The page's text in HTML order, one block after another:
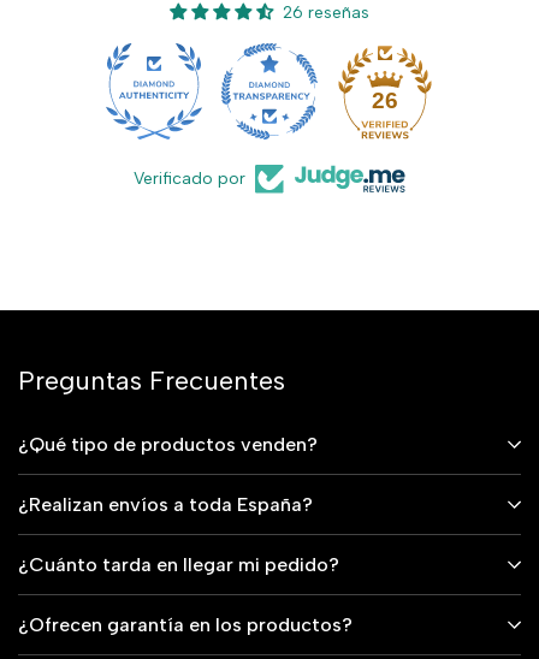
26 reseñas
26
Verificado por
Preguntas Frecuentes
¿Qué tipo de productos venden?
¿Realizan envíos a toda España?
¿Cuánto tarda en llegar mi pedido?
¿Ofrecen garantía en los productos?